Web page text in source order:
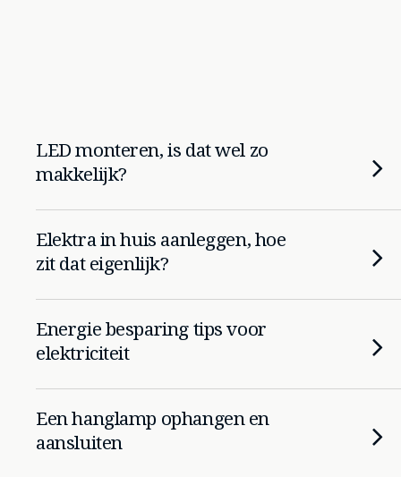
LED monteren, is dat wel zo
makkelijk?
Elektra in huis aanleggen, hoe
zit dat eigenlijk?
Energie besparing tips voor
elektriciteit
Een hanglamp ophangen en
aansluiten